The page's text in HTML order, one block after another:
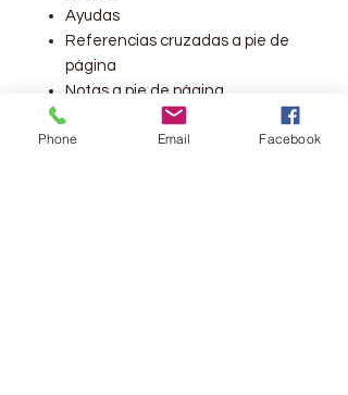
Ayudas
Referencias cruzadas a pie de
página
Notas a pie de página
32 páginas a todo color con
ayudas: versículo clave de cada
Phone Email Facebook